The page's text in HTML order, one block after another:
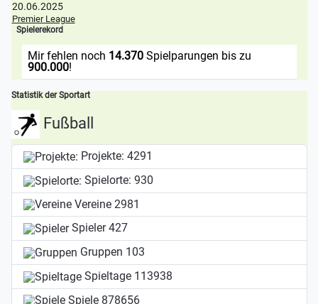
20.06.2025
Premier League
Spielerekord
Mir fehlen noch 14.370Spielparungen bis zu
900.000!
Statistik der Sportart
Fußball
Projekte: 4291
Spielorte: 930
Vereine 2981
Spieler427
Gruppen 103
Spieltage 113938
Spiele 878656